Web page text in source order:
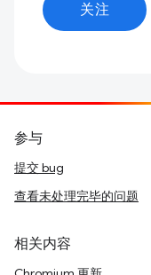
关注
参与
提交 bug
查看未处理完毕的问题
相关内容